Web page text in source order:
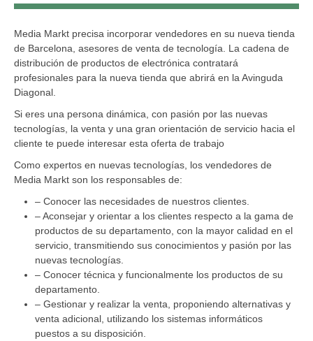
Media Markt precisa incorporar vendedores en su nueva tienda
de Barcelona, asesores de venta de tecnología. La cadena de
distribución de productos de electrónica contratará
profesionales para la nueva tienda que abrirá en la Avinguda
Diagonal.
Si eres una persona dinámica, con pasión por las nuevas
tecnologías, la venta y una gran orientación de servicio hacia el
cliente te puede interesar esta oferta de trabajo
Como expertos en nuevas tecnologías, los vendedores de
Media Markt son los responsables de:
– Conocer las necesidades de nuestros clientes.
– Aconsejar y orientar a los clientes respecto a la gama de
productos de su departamento, con la mayor calidad en el
servicio, transmitiendo sus conocimientos y pasión por las
nuevas tecnologías.
– Conocer técnica y funcionalmente los productos de su
departamento.
– Gestionar y realizar la venta, proponiendo alternativas y
venta adicional, utilizando los sistemas informáticos
puestos a su disposición.